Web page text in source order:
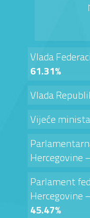
Vlada
61.31%
Vlada
Vijeće
Hercegovine
Parlament
Hercegovine
45.47%